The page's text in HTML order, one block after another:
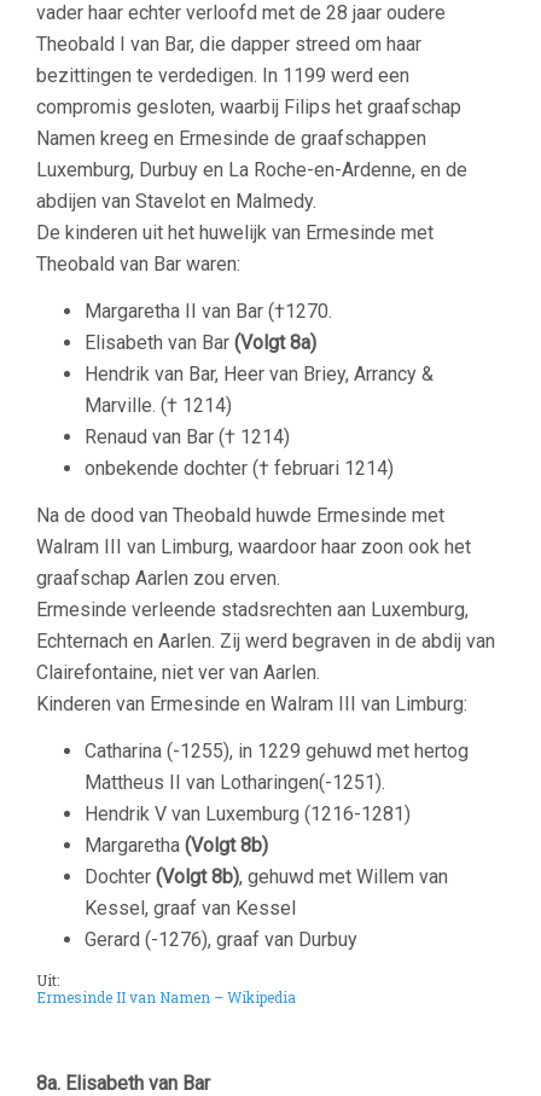
vader haar echter verloofd met de 28 jaar oudere
Theobald I van Bar, die dapper streed om haar
bezittingen te verdedigen. In 1199 werd een
compromis gesloten, waarbij Filips het graafschap
Namen kreeg en Ermesinde de graafschappen
Luxemburg, Durbuy en La Roche-en-Ardenne, en de
abdijen van Stavelot en Malmedy.
De kinderen uit het huwelijk van Ermesinde met
Theobald van Bar waren:
Margaretha II van Bar (†1270.
Elisabeth van Bar (Volgt 8a)
Hendrik van Bar, Heer van Briey, Arrancy &
Marville. († 1214)
Renaud van Bar († 1214)
onbekende dochter († februari 1214)
Na de dood van Theobald huwde Ermesinde met
Walram III van Limburg, waardoor haar zoon ook het
graafschap Aarlen zou erven.
Ermesinde verleende stadsrechten aan Luxemburg,
Echternach en Aarlen. Zij werd begraven in de abdij van
Clairefontaine, niet ver van Aarlen.
Kinderen van Ermesinde en Walram III van Limburg:
Catharina (-1255), in 1229 gehuwd met hertog
Mattheus II van Lotharingen(-1251).
Hendrik V van Luxemburg (1216-1281)
Margaretha (Volgt 8b)
Dochter (Volgt 8b), gehuwd met Willem van
Kessel, graaf van Kessel
Gerard (-1276), graaf van Durbuy
Uit:
Ermesinde II van Namen – Wikipedia
8a. Elisabeth van Bar